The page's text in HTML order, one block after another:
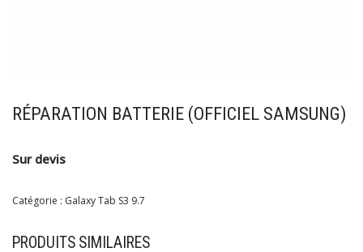
RÉPARATION BATTERIE (OFFICIEL SAMSUNG)
Sur devis
Catégorie : Galaxy Tab S3 9.7
PRODUITS SIMILAIRES